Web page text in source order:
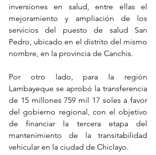
inversiones en salud, entre ellas el
mejoramiento y ampliación de los
servicios del puesto de salud San
Pedro, ubicado en el distrito del mismo
nombre, en la provincia de Canchis.
Por otro lado, para la región
Lambayeque se aprobó la transferencia
de 15 millones 759 mil 17 soles a favor
del gobierno regional, con el objetivo
de financiar la tercera etapa del
mantenimiento de la transitabilidad
vehicular en la ciudad de Chiclayo.